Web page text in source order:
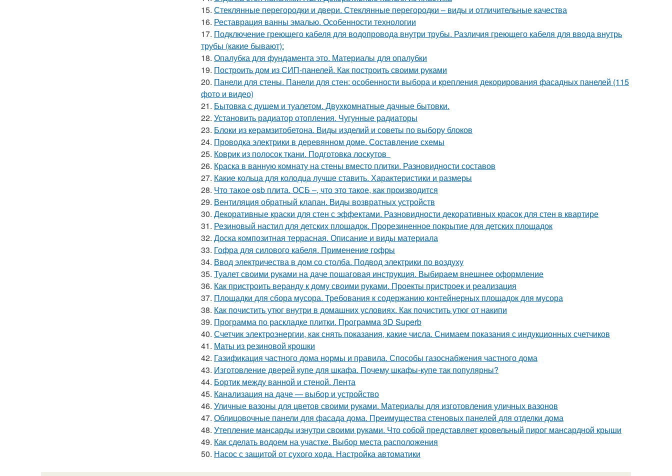
15. Стеклянные перегородки и двери. Стеклянные перегородки – виды и отличительные качества
16. Реставрация ванны эмалью. Особенности технологии
17. Подключение греющего кабеля для водопровода внутри трубы. Различия греющего кабеля для ввода внутрь
трубы (какие бывают):
18. Опалубка для фундамента это. Материалы для опалубки
19. Построить дом из СИП-панелей. Как построить своими руками
20. Панели для стены. Панели для стен: особенности выбора и крепления декорирования фасадных панелей (115
фото и видео)
21. Бытовка с душем и туалетом. Двухкомнатные дачные бытовки.
22. Установить радиатор отопления. Чугунные радиаторы
23. Блоки из керамзитобетона. Виды изделий и советы по выбору блоков
24. Проводка электрики в деревянном доме. Составление схемы
25. Коврик из полосок ткани. Подготовка лоскутов
26. Краска в ванную комнату на стены вместо плитки. Разновидности составов
27. Какие кольца для колодца лучше ставить. Характеристики и размеры
28. Что такое osb плита. ОСБ –, что это такое, как производится
29. Вентиляция обратный клапан. Виды возвратных устройств
30. Декоративные краски для стен с эффектами. Разновидности декоративных красок для стен в квартире
31. Резиновый настил для детских площадок. Прорезиненное покрытие для детских площадок
32. Доска композитная террасная. Описание и виды материала
33. Гофра для силового кабеля. Применение гофры
34. Ввод электричества в дом со столба. Подвод электрики по воздуху
35. Туалет своими руками на даче пошаговая инструкция. Выбираем внешнее оформление
36. Как пристроить веранду к дому своими руками. Проекты пристроек и реализация
37. Площадки для сбора мусора. Требования к содержанию контейнерных площадок для мусора
38. Как почистить утюг внутри в домашних условиях. Как почистить утюг от накипи
39. Программа по раскладке плитки. Программа 3D Superb
40. Счетчик электроэнергии, как снять показания, какие числа. Снимаем показания с индукционных счетчиков
41. Маты из резиновой крошки
42. Газификация частного дома нормы и правила. Способы газоснабжения частного дома
43. Изготовление дверей купе для шкафа. Почему шкафы-купе так популярны?
44. Бортик между ванной и стеной. Лента
45. Канализация на даче — выбор и устройство
46. Уличные вазоны для цветов своими руками. Материалы для изготовления уличных вазонов
47. Облицовочные панели для фасада дома. Преимущества стеновых панелей для отделки дома
48. Утепление мансарды изнутри своими руками. Что собой представляет кровельный пирог мансардной крыши
49. Как сделать водоем на участке. Выбор места расположения
50. Насос с защитой от сухого хода. Настройка автоматики